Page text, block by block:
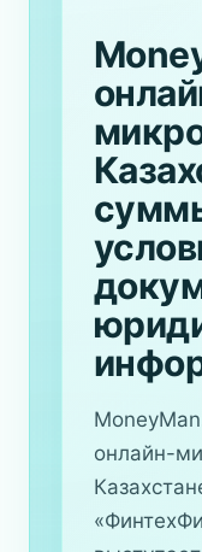
онлайн-